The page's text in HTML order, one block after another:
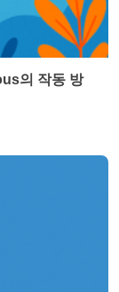
의 작동 방